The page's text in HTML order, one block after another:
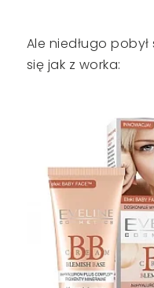
Ale niedługo
się jak z worka: